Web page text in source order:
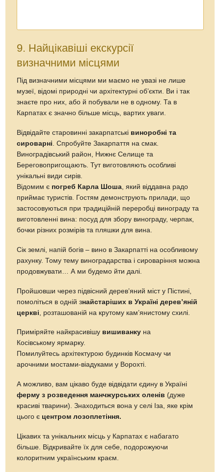
Відвідайте старовинні закарпатськівиноробні та
Виноградівський район, Нижнє Селище та
Береговопригощають. Тут виготовляють особливі
Відомим єпогреб Карла Шоша, який віддавна радо
приймає туристів. Гостям демонструють прилади, що
застосовуються при традиційній переробці винограду та
виготовленні вина: посуд для збору винограду, черпак,
Сік землі, напій богів – вино в Закарпатті на особливому
рахунку. Тому тему виноградарства і сироваріння можна
продовжувати… А ми будемо йти далі.
Пройшовши через підвісний дерев’яний міст у Пістині,
помоліться в одній знайстаріших в Україні дерев’яній
церкві, розташованій на крутому кам’янистому схилі.
Приміряйте найкрасивішувишиванкуна
Помилуйтесь архітектурою будинків Космачу чи
арочними мостами-віадуками у Ворохті.
ферму з розведення манчжурських оленів(дуже
красиві тварини). Знаходиться вона у селі Іза, яке крім
цього є центром лозоплетіння.
Цікавих та унікальних місць у Карпатах є набагато
більше. Відкривайте їх для себе, подорожуючи
колоритним українським краєм.
10. Збираємо і з’їдаємо